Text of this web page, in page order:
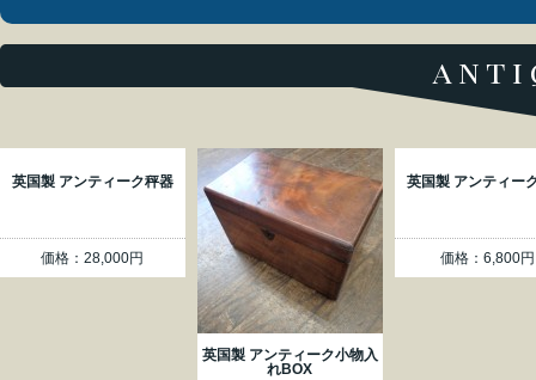
英国製 アンティーク秤器
価格：28,000円
英国製 アンティーク小物入
れBOX
英国製 アンティー
価格：6,800円